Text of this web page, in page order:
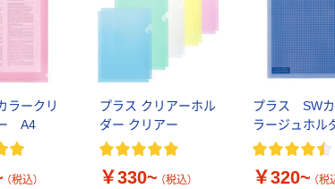
ークリ
A4
（税込）
プラス クリアーホル
ダー クリアー
￥330~ （税込）
プラス SWカ
ラージュホル
￥320~ （税
ペン ゼブラ
￥52~
ル
G バルクタイプ
指定医薬部外品
￥140~
アスクル オリジ
ナルティッシュ
（税込）
本気プライス
レのおそうじシ
ート 大王製紙
共同企画 トイ
トイレシート
￥330~ （税込）